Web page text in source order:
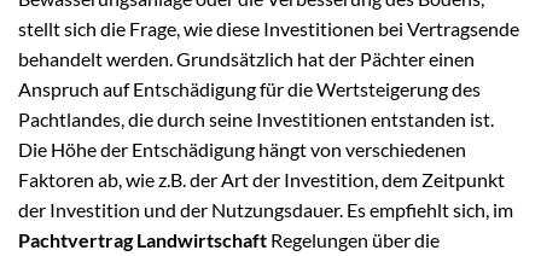
stellt sich die Frage, wie diese Investitionen bei Vertragsende
behandelt werden. Grundsätzlich hat der Pächter einen
Anspruch auf Entschädigung für die Wertsteigerung des
Pachtlandes, die durch seine Investitionen entstanden ist.
Die Höhe der Entschädigung hängt von verschiedenen
Faktoren ab, wie z.B. der Art der Investition, dem Zeitpunkt
der Investition und der Nutzungsdauer. Es empfiehlt sich, im
Pachtvertrag Landwirtschaft Regelungen über die